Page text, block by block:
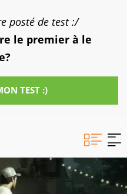
posté de test :/
le premier à le
TEST :)